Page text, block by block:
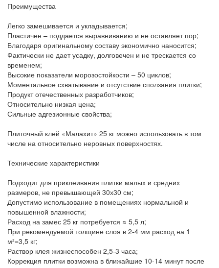
Преимущества
Легко замешивается и укладывается;
Пластичен – поддается выравниванию и не оставляет пор;
Благодаря оригинальному составу экономично наносится;
Фактически не дает усадку, долговечен и не трескается со
временем;
Высокие показатели морозостойкости – 50 циклов;
Моментальное схватывание и отсутствие сползания плитки;
Продукт отечественных разработчиков;
Относительно низкая цена;
Сильные адгезионные свойства;
Плиточный клей «Малахит» 25 кг можно использовать в том
числе на относительно неровных поверхностях.
Технические характеристики
Подходит для приклеивания плитки малых и средних
размеров, не превышающей 30х30 см;
Допустимо использование в помещениях нормальной и
повышенной влажности;
Расход на замес 25 кг потребуется ≈ 5,5 л;
При рекомендуемой толщине слоя в 2-4 мм расход на 1
м²=3,5 кг;
Раствор клея жизнеспособен 2,5-3 часа;
Коррекция плитки возможна в ближайшие 10-14 минут после